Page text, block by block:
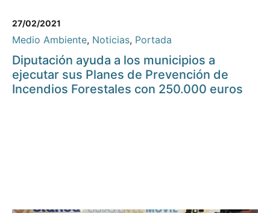
27/02/2021
Medio Ambiente, Noticias, Portada
Diputación ayuda a los municipios a
ejecutar sus Planes de Prevención de
Incendios Forestales con 250.000 euros